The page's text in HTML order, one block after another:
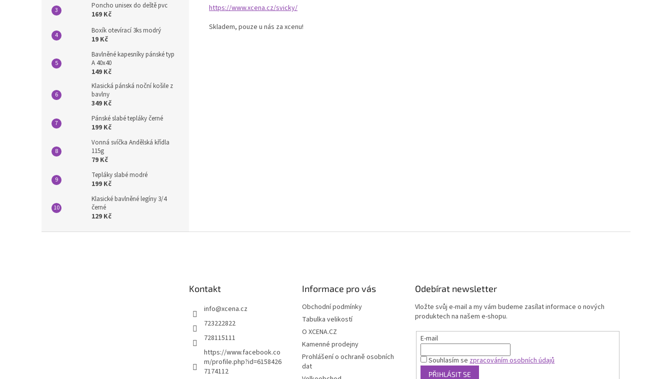
Poncho unisex do deště pvc
169 Kč
Boxík otevírací 3ks modrý
19 Kč
Bavlněné kapesníky pánské typ
A 40x40
149 Kč
Klasická pánská noční košile z
bavlny
349 Kč
Pánské slabé tepláky černé
199 Kč
Vonná svíčka Andělská křídla
115g
79 Kč
Tepláky slabé modré
199 Kč
Klasické bavlněné legíny 3/4
černé
129 Kč
https://www.xcena.cz/svicky/
Skladem, pouze u nás za xcenu!
Kontakt
info@xcena.cz
723222822
728115111
https://www.facebook.co
m/profile.php?id=6158426
7174112
Informace pro vás
Obchodní podmínky
Tabulka velikostí
O XCENA.CZ
Kamenné prodejny
Prohlášení o ochraně osobních
dat
Odebírat newsletter
Vložte svůj e-mail a my vám budeme zasílat informace o nových
produktech na našem e-shopu.
E-mail
Souhlasím se zpracováním osobních údajů
PŘIHLÁSIT SE